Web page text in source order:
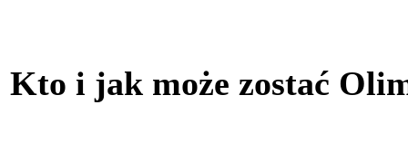
Kto i jak może zostać